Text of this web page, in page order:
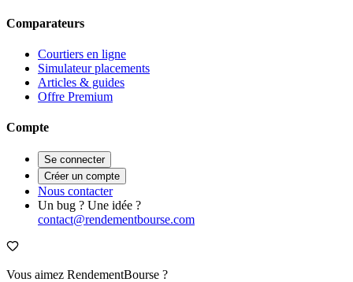
Comparateurs
Courtiers en ligne
Simulateur placements
Articles & guides
Offre Premium
Compte
Se connecter
Créer un compte
Nous contacter
Un bug ? Une idée ?
contact@rendementbourse.com
Vous aimez RendementBourse ?